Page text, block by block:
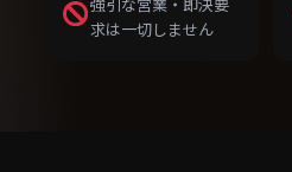
求は一切しません